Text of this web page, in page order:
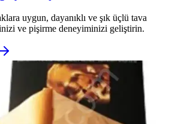
uygun, dayanıklı ve şık üçlü tava
ve pişirme deneyiminizi geliştirin.